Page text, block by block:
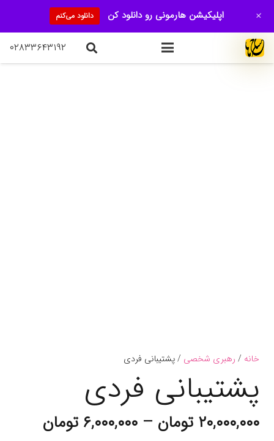
۰۲۸۳۳۶۴۳۱۹۲
خانه / رهبری شخصی / پشتیبانی فردی
پشتیبانی فردی
۲۰,۰۰۰,۰۰۰ تومان – ۶,۰۰۰,۰۰۰ تومان
اپلیکیشن هارمونی رو دانلود کن دانلود می‌کنم +